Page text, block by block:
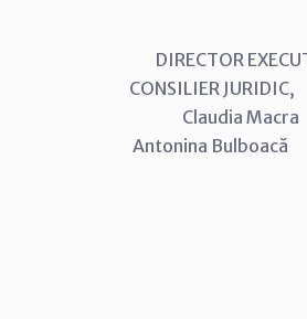
DIRECTOR
CONSILIER JURIDIC,
Claudia
Antonina Bulboacă